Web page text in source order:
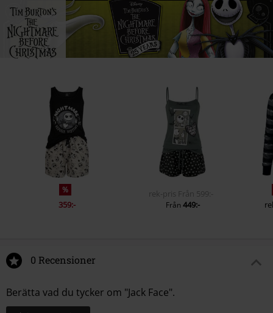
%
359:-
rek-pris Från 599:-
Från449:-
0 Recensioner
Berätta vad du tycker om "Jack Face".